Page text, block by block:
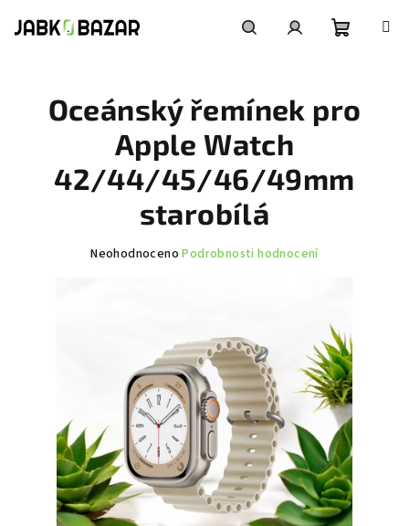
košík
Oceánský řemínek pro
Apple Watch
42/44/45/46/49mm
starobílá
Průměrné
hvězdiček.
Neohodnoceno Podrobnosti hodnocení